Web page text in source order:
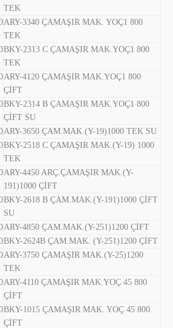
TEK
ARY-3340 ÇAMAŞIR MAK. YOÇ1 800
TEK
BKY-2313 C ÇAMAŞIR MAK.YOÇ1 800
TEK
ARY-4120 ÇAMAŞIR MAK.YOÇ1 800
ÇİFT
BKY-2314 B ÇAMAŞIR MAK.YOÇ1 800
ÇİFT SU
ARY-3650 ÇAM.MAK.(Y-19)1000 TEK SU
BKY-2518 C ÇAMAŞIR MAK.(Y-19) 1000
TEK
ARY-4450 ARÇ.ÇAMAŞIR MAK.(Y-
191)1000 ÇİFT
BKY-2618 B ÇAM.MAK.(Y-191)1000 ÇİFT
SU
ARY-4850 ÇAM.MAK.(Y-251)1200 ÇİFT
BKY-2624B ÇAM.MAK. (Y-251)1200 ÇİFT
ARY-3750 ÇAMAŞIR MAK.(Y-25)1200
TEK
ARY-4110 ÇAMAŞIR MAK.YOÇ 45 800
ÇİFT
BKY-1015 ÇAMAŞIR MAK. YOÇ 45 800
ÇİFT